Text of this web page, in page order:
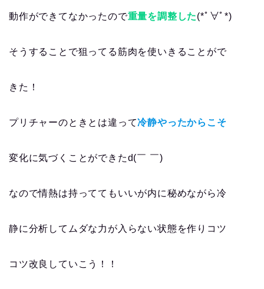
動作ができてなかったので重量を調整した(*ﾟ∀ﾟ*)
そうすることで狙ってる筋肉を使いきることがで
きた！
プリチャーのときとは違って冷静やったからこそ
変化に気づくことができたd(￣ ￣)
なので情熱は持っててもいいが内に秘めながら冷
静に分析してムダな力が入らない状態を作りコツ
コツ改良していこう！！